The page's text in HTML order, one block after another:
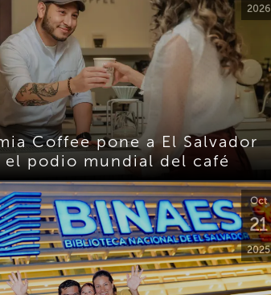
2026
Coffee pone a El Salvador
el podio mundial del café
Oct
21
2025